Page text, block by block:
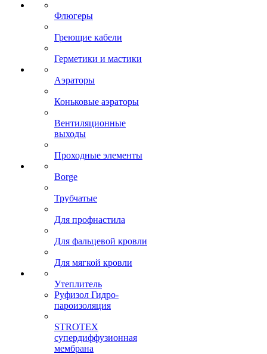
Флюгеры
Греющие кабели
Герметики и мастики
Аэраторы
Коньковые аэраторы
Вентиляционные
выходы
Проходные элементы
Borge
Трубчатые
Для профнастила
Для фальцевой кровли
Для мягкой кровли
Утеплитель
Руфизол Гидро-
пароизоляция
STROTEX
супердиффузионная
мембрана